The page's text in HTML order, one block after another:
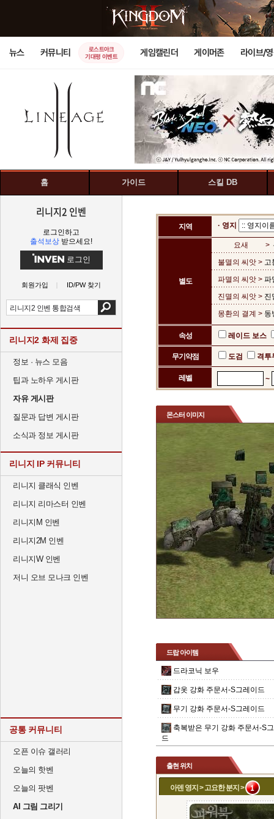
뉴스 커뮤니티
로스트아크
기대평 이벤트
게임캘린더 게이머존 라이브/
홈 가이드 스킬 DB
리니지2 인벤
로그인하고
출석보상 받으세요!
로그인
회원가입 ID/PW 찾기
리니지2 화제 집중
정보 · 뉴스 모음
팁과 노하우 게시판
자유 게시판
질문과 답변 게시판
소식과 정보 게시판
리니지 IP 커뮤니티
리니지 클래식 인벤
리니지 리마스터 인벤
리니지M 인벤
리니지2M 인벤
리니지W 인벤
저니 오브 모나크 인벤
공통 커뮤니티
오픈 이슈 갤러리
오늘의 핫벤
오늘의 팟벤
AI 그림 그리기
지역 · 영지
별도
요새 >
불멸의 씨앗 > 고
파멸의 씨앗 > 파
진멸의 씨앗 > 진
몽환의 결계 > 동
속성 레이드 보스
무기약점 도검 격
레벨 ~
몬스터 이미지
드랍 아이템
드라코닉 보우
갑옷 강화 주문서-S그레이드
무기 강화 주문서-S그레이드
축복받은 무기 강화 주문서-S
드
출현 위치
아덴 영지 > 고요한 분지 >